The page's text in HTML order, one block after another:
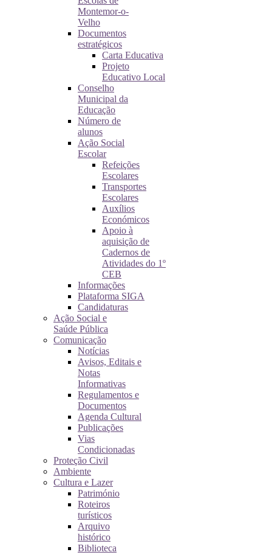
Montemor-o-
Velho
Documentos
estratégicos
Carta Educativa
Projeto
Educativo Local
Conselho
Municipal da
Educação
Número de
alunos
Ação Social
Escolar
Refeições
Escolares
Transportes
Escolares
Auxílios
Económicos
Apoio à
aquisição de
Cadernos de
Atividades do 1º
CEB
Informações
Plataforma SIGA
Candidaturas
Ação Social e
Saúde Pública
Comunicação
Notícias
Avisos, Editais e
Notas
Informativas
Regulamentos e
Documentos
Agenda Cultural
Publicações
Vias
Condicionadas
Proteção Civil
Ambiente
Cultura e Lazer
Património
Roteiros
turísticos
Arquivo
histórico
Biblioteca